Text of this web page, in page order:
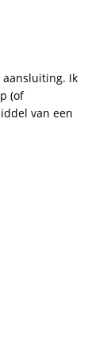
aansluiting. Ik
(of
van een